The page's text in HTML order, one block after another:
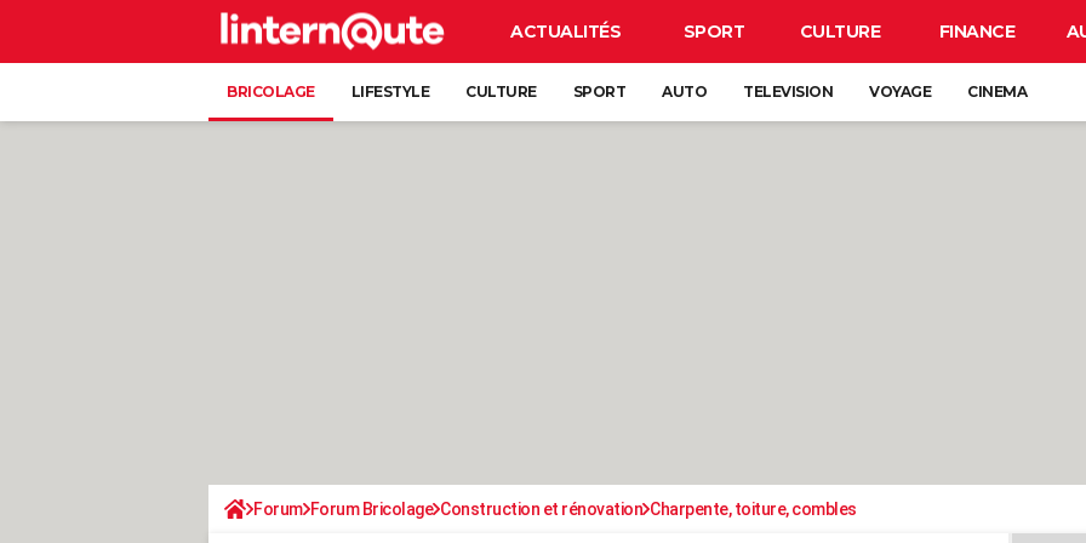
ACTUALITÉS SPORT CULTURE FINANCE
BRICOLAGE LIFESTYLE CULTURE SPORT AUTO TELEVISION VOYAGE CINEMA
Forum Forum Bricolage Construction et rénovation Charpente, toiture, combles